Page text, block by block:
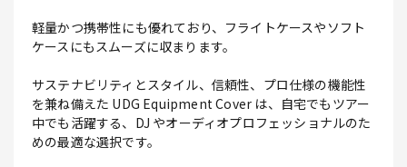
軽量かつ携帯性にも優れており、フライトケースやソフト
ケースにもスムーズに収まります。
サステナビリティとスタイル、信頼性、プロ仕様の機能性
を兼ね備えた UDG Equipment Cover は、自宅でもツアー
中でも活躍する、DJ やオーディオプロフェッショナルのた
めの最適な選択です。